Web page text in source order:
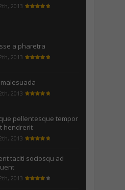
2013
a pharetra
2013
2013
pellentesque tempor
hendrerit
2013
taciti sociosqu ad
2013